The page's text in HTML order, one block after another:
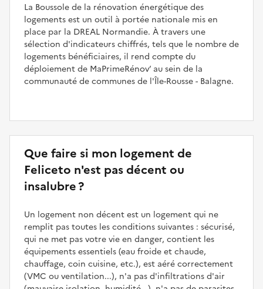
La Boussole de la rénovation énergétique des
logements est un outil à portée nationale mis en
place par la DREAL Normandie. À travers une
sélection d'indicateurs chiffrés, tels que le nombre de
logements bénéficiaires, il rend compte du
déploiement de MaPrimeRénov’ au sein de la
communauté de communes de l'Île-Rousse - Balagne.
Que faire si mon logement de
Feliceto n'est pas décent ou
insalubre ?
Un logement non décent est un logement qui ne
remplit pas toutes les conditions suivantes : sécurisé,
qui ne met pas votre vie en danger, contient les
équipements essentiels (eau froide et chaude,
chauffage, coin cuisine, etc.), est aéré correctement
(VMC ou ventilation...), n'a pas d'infiltrations d'air